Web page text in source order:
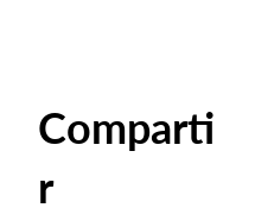
Comparti
r